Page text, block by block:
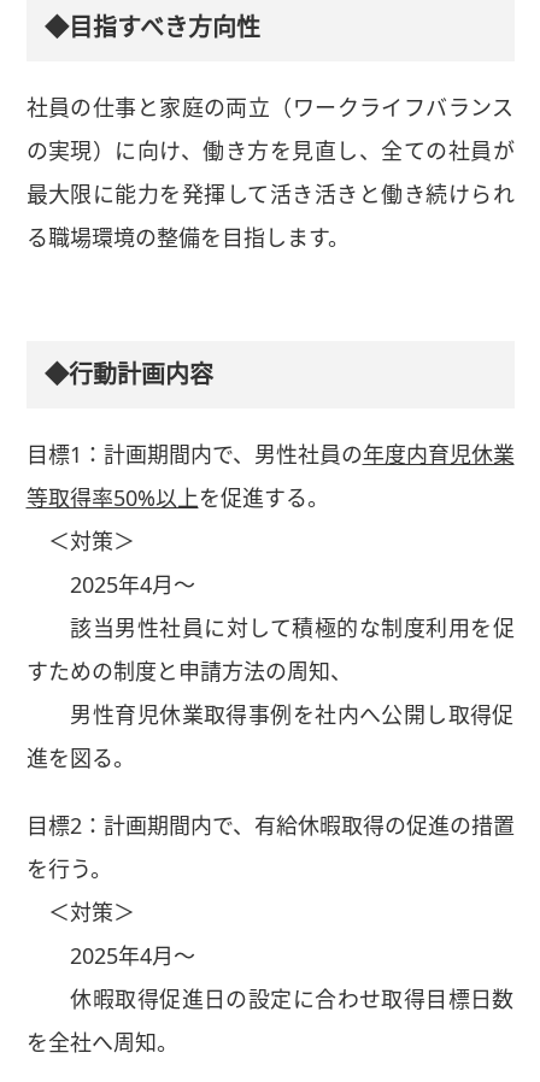
◆目指すべき方向性
社員の仕事と家庭の両立（ワークライフバランス
の実現）に向け、働き方を見直し、全ての社員が
最大限に能力を発揮して活き活きと働き続けられ
る職場環境の整備を目指します。
◆行動計画内容
目標1：計画期間内で、男性社員の年度内育児休業
等取得率50%以上を促進する。
＜対策＞
2025年4月～
該当男性社員に対して積極的な制度利用を促
すための制度と申請方法の周知、
男性育児休業取得事例を社内へ公開し取得促
進を図る。
目標2：計画期間内で、有給休暇取得の促進の措置
を行う。
＜対策＞
2025年4月～
休暇取得促進日の設定に合わせ取得目標日数
を全社へ周知。